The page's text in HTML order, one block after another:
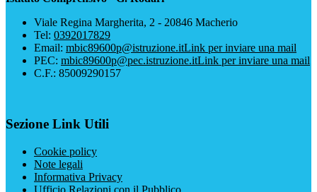
Viale Regina Margherita, 2 - 20846 Macherio
Tel: 0392017829
Email: mbic89600p@istruzione.itLink per inviare una mail
PEC: mbic89600p@pec.istruzione.itLink per inviare una mail
C.F.: 85009290157
Sezione Link Utili
Cookie policy
Note legali
Informativa Privacy
Ufficio Relazioni con il Pubblico